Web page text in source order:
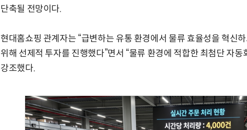
단축될 전망이다.
현대홈쇼핑 관계자는 “급변하는 유통 환경에서 물류 효율성을 혁신
위해 선제적 투자를 진행했다”면서 “물류 환경에 적합한 최첨단 자
강조했다.